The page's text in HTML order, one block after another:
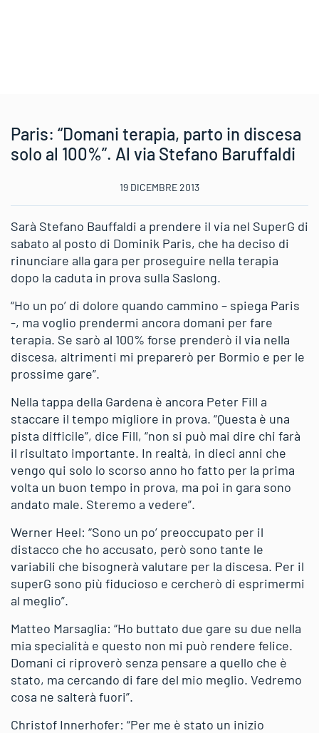
Paris: “Domani terapia, parto in discesa
solo al 100%”. Al via Stefano Baruffaldi
19 DICEMBRE 2013
Sarà Stefano Bauffaldi a prendere il via nel SuperG di
sabato al posto di Dominik Paris, che ha deciso di
rinunciare alla gara per proseguire nella terapia
dopo la caduta in prova sulla Saslong.
“Ho un po’ di dolore quando cammino – spiega Paris
-, ma voglio prendermi ancora domani per fare
terapia. Se sarò al 100% forse prenderò il via nella
discesa, altrimenti mi preparerò per Bormio e per le
prossime gare”.
Nella tappa della Gardena è ancora Peter Fill a
staccare il tempo migliore in prova. “Questa è una
pista difficile”, dice Fill, “non si può mai dire chi farà
il risultato importante. In realtà, in dieci anni che
vengo qui solo lo scorso anno ho fatto per la prima
volta un buon tempo in prova, ma poi in gara sono
andato male. Steremo a vedere”.
Werner Heel: “Sono un po’ preoccupato per il
distacco che ho accusato, però sono tante le
variabili che bisognerà valutare per la discesa. Per il
superG sono più fiducioso e cercherò di esprimermi
al meglio”.
Matteo Marsaglia: “Ho buttato due gare su due nella
mia specialità e questo non mi può rendere felice.
Domani ci riproverò senza pensare a quello che è
stato, ma cercando di fare del mio meglio. Vedremo
cosa ne salterà fuori”.
Christof Innerhofer: “Per me è stato un inizio